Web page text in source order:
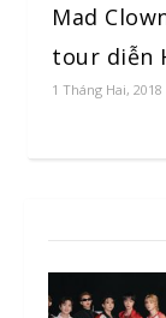
Mad
tour diễn
1 Tháng Hai, 2018